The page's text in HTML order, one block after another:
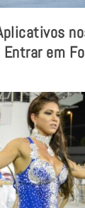
Entrar em